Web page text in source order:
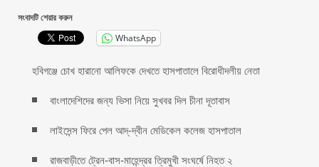
সংবাদটি শেয়ার করুন
WhatsApp
হবিগঞ্জে চোখ হারানো আলিফকে দেখতে হাসপাতালে বিরোধীদলীয় নেতা
বাংলাদেশিদের জন্য ভিসা নিয়ে সুখবর দিল চীনা দূতাবাস
লাইসেন্স ফিরে পেল আদ্-দ্বীন মেডিকেল কলেজ হাসপাতাল
রাজবাড়ীতে ট্রেন-বাস-মাহেন্দ্রর ত্রিমুখী সংঘর্ষে নিহত ২